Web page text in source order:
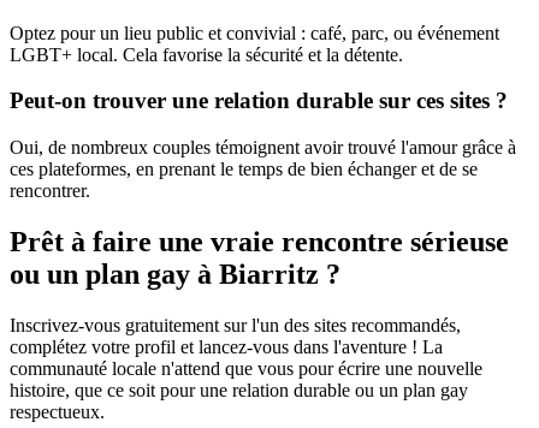
Optez pour un lieu public et convivial : café, parc, ou événement
LGBT+ local. Cela favorise la sécurité et la détente.
Peut-on trouver une relation durable sur ces sites ?
Oui, de nombreux couples témoignent avoir trouvé l'amour grâce à
ces plateformes, en prenant le temps de bien échanger et de se
rencontrer.
Prêt à faire une vraie rencontre sérieuse
ou un plan gay à Biarritz ?
Inscrivez-vous gratuitement sur l'un des sites recommandés,
complétez votre profil et lancez-vous dans l'aventure ! La
communauté locale n'attend que vous pour écrire une nouvelle
histoire, que ce soit pour une relation durable ou un plan gay
respectueux.